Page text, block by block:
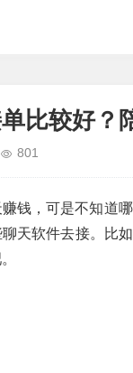
比较好？
801
钱，可是不知道
天软件去接。比